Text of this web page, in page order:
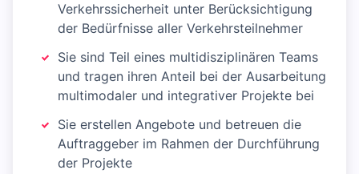
Verkehrssicherheit unter Berücksichtigung
der Bedürfnisse aller Verkehrsteilnehmer
Sie sind Teil eines multidisziplinären Teams
und tragen ihren Anteil bei der Ausarbeitung
multimodaler und integrativer Projekte bei
Sie erstellen Angebote und betreuen die
Auftraggeber im Rahmen der Durchführung
der Projekte